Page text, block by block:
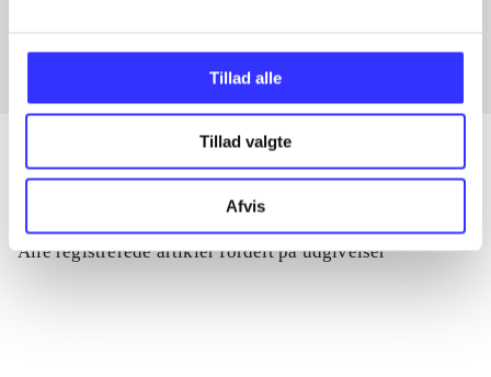
Tillad alle
Tillad valgte
Afvis
Alle registrerede artikler fordelt på udgivelser